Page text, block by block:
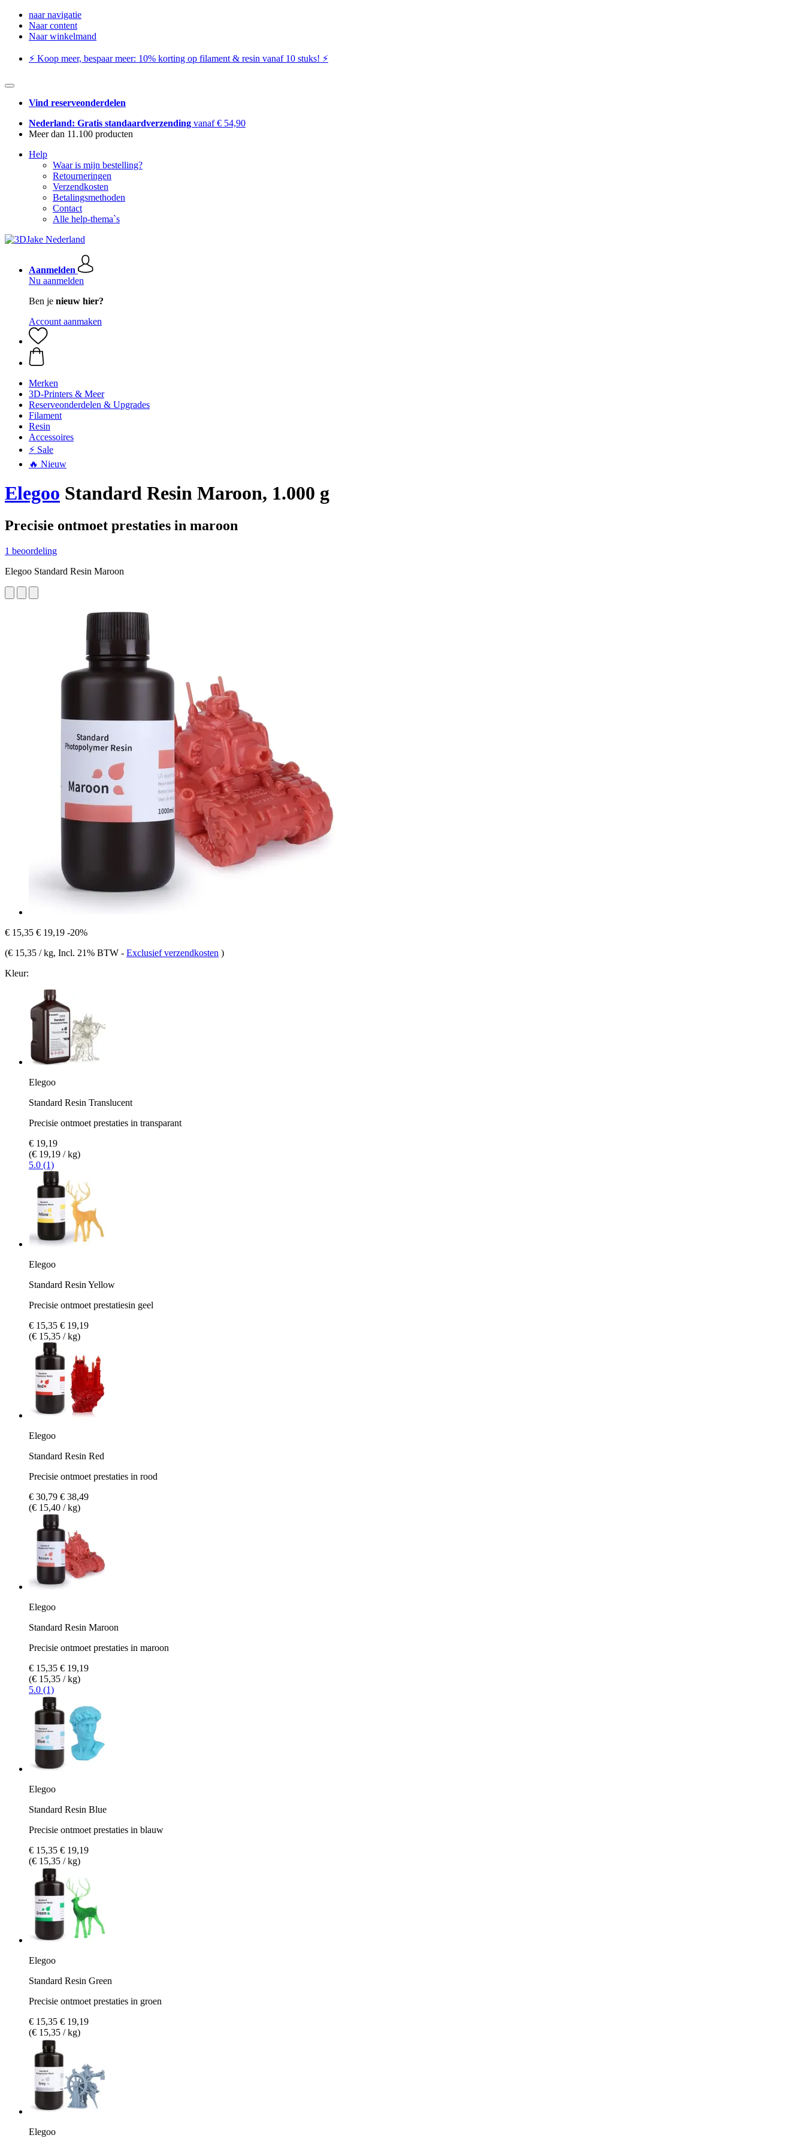
naar navigatie
Naar content
Naar winkelmand
⚡️ Koop meer, bespaar meer: ​​10% korting op filament & resin vanaf 10 stuks! ⚡️
Vind reserveonderdelen
Nederland: Gratis standaardverzending vanaf € 54,90
Meer dan 11.100 producten
Help
Waar is mijn bestelling?
Retourneringen
Verzendkosten
Betalingsmethoden
Contact
Alle help-thema`s
Aanmelden
Nu aanmelden
Ben je nieuw hier?
Account aanmaken
Merken
3D-Printers & Meer
Reserveonderdelen & Upgrades
Filament
Resin
Accessoires
⚡ Sale
🔥 Nieuw
Elegoo Standard Resin Maroon, 1.000 g
Precisie ontmoet prestaties in maroon
1 beoordeling
Elegoo Standard Resin Maroon
€ 15,35 € 19,19 -20%
(€ 15,35 / kg, Incl. 21% BTW - Exclusief verzendkosten )
Kleur:
Elegoo
Standard Resin Translucent
Precisie ontmoet prestaties in transparant
€ 19,19
(€ 19,19 / kg)
5.0 (1)
Elegoo
Standard Resin Yellow
Precisie ontmoet prestatiesin geel
€ 15,35 € 19,19
(€ 15,35 / kg)
Elegoo
Standard Resin Red
Precisie ontmoet prestaties in rood
€ 30,79 € 38,49
(€ 15,40 / kg)
Elegoo
Standard Resin Maroon
Precisie ontmoet prestaties in maroon
€ 15,35 € 19,19
(€ 15,35 / kg)
5.0 (1)
Elegoo
Standard Resin Blue
Precisie ontmoet prestaties in blauw
€ 15,35 € 19,19
(€ 15,35 / kg)
Elegoo
Standard Resin Green
Precisie ontmoet prestaties in groen
€ 15,35 € 19,19
(€ 15,35 / kg)
Elegoo